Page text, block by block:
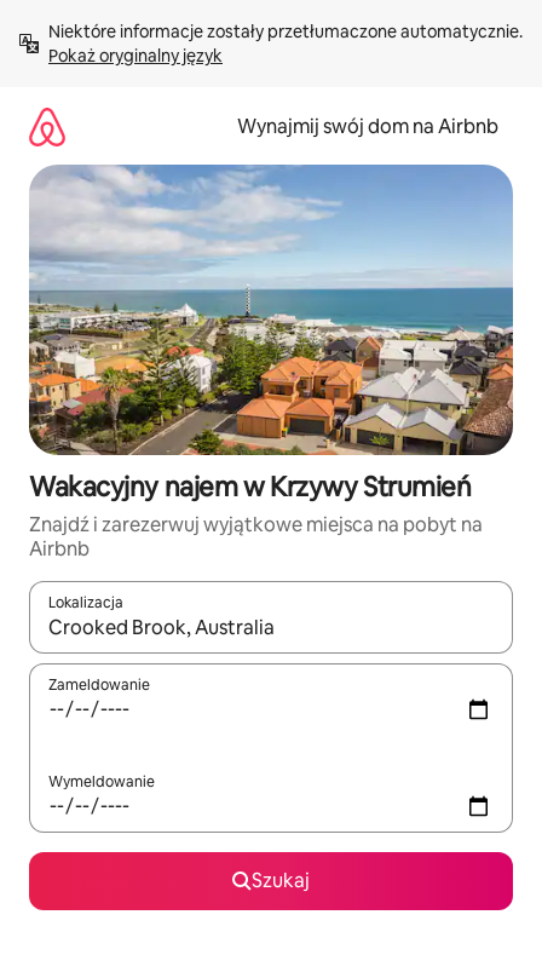
treści Pokaż oryginalny język
Wynajmij swój dom na Airbnb
Wakacyjny najem w Krzywy Strumień
Znajdź i zarezerwuj wyjątkowe miejsca na pobyt na
Airbnb
Lokalizacja
Gdy wyniki będą dostępne, możesz poruszać się po nich za
Zameldowanie
Wymeldowanie
Szukaj